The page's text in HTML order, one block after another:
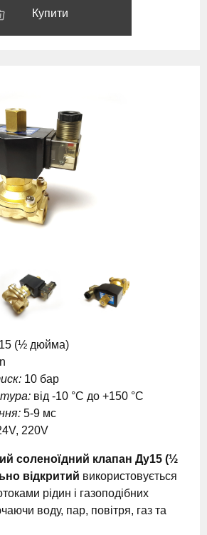
Купити
15 (½ дюйма)
10 бар
від -10 °C до +150 °C
5-9 мс
220V
соленоїдний клапан Ду15 (½
відкритий використовується
рідин і газоподібних
воду, пар, повітря, газ та